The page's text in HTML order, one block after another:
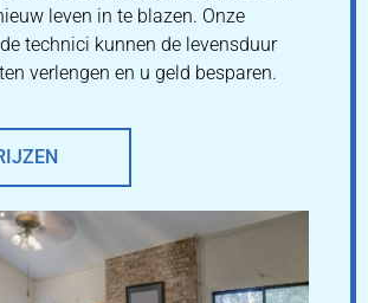
leven in te blazen. Onze
technici kunnen de levensduur
verlengen en u geld besparen.